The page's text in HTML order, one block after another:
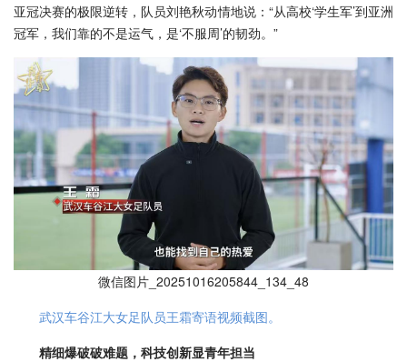
亚冠决赛的极限逆转，队员刘艳秋动情地说：“从高校‘学生军’到亚洲
冠军，我们靠的不是运气，是‘不服周’的韧劲。”
微信图片_20251016205844_134_48
武汉车谷江大女足队员王霜寄语视频截图。
精细爆破破难题，科技创新显青年担当